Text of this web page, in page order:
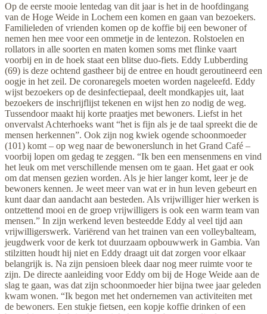
Op de eerste mooie lentedag van dit jaar is het in de hoofdingang
van de Hoge Weide in Lochem een komen en gaan van bezoekers.
Familieleden of vrienden komen op de koffie bij een bewoner of
nemen hen mee voor een ommetje in de lentezon. Rolstoelen en
rollators in alle soorten en maten komen soms met flinke vaart
voorbij en in de hoek staat een blitse duo-fiets. Eddy Lubberding
(69) is deze ochtend gastheer bij de entree en houdt geroutineerd een
oogje in het zeil. De coronaregels moeten worden nageleefd. Eddy
wijst bezoekers op de desinfectiepaal, deelt mondkapjes uit, laat
bezoekers de inschrijflijst tekenen en wijst hen zo nodig de weg.
Tussendoor maakt hij korte praatjes met bewoners. Liefst in het
onvervalst Achterhoeks want “het is fijn als je de taal spreekt die de
mensen herkennen”. Ook zijn nog kwiek ogende schoonmoeder
(101) komt – op weg naar de bewonerslunch in het Grand Café –
voorbij lopen om gedag te zeggen. “Ik ben een mensenmens en vind
het leuk om met verschillende mensen om te gaan. Het gaat er ook
om dat mensen gezien worden. Als je hier langer komt, leer je de
bewoners kennen. Je weet meer van wat er in hun leven gebeurt en
kunt daar dan aandacht aan besteden. Als vrijwilliger hier werken is
ontzettend mooi en de groep vrijwilligers is ook een warm team van
mensen.” In zijn werkend leven besteedde Eddy al veel tijd aan
vrijwilligerswerk. Variërend van het trainen van een volleybalteam,
jeugdwerk voor de kerk tot duurzaam opbouwwerk in Gambia. Van
stilzitten houdt hij niet en Eddy draagt uit dat zorgen voor elkaar
belangrijk is. Na zijn pensioen bleek daar nog meer ruimte voor te
zijn. De directe aanleiding voor Eddy om bij de Hoge Weide aan de
slag te gaan, was dat zijn schoonmoeder hier bijna twee jaar geleden
kwam wonen. “Ik begon met het ondernemen van activiteiten met
de bewoners. Een stukje fietsen, een kopje koffie drinken of een